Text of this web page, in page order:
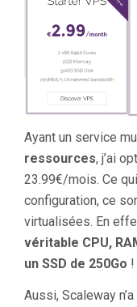
Ayant un service
ressources, j’ai
23.99€/mois. Ce
configuration, ce
virtualisées. En
véritable CPU,
un SSD de 250Go !
Aussi, Scaleway